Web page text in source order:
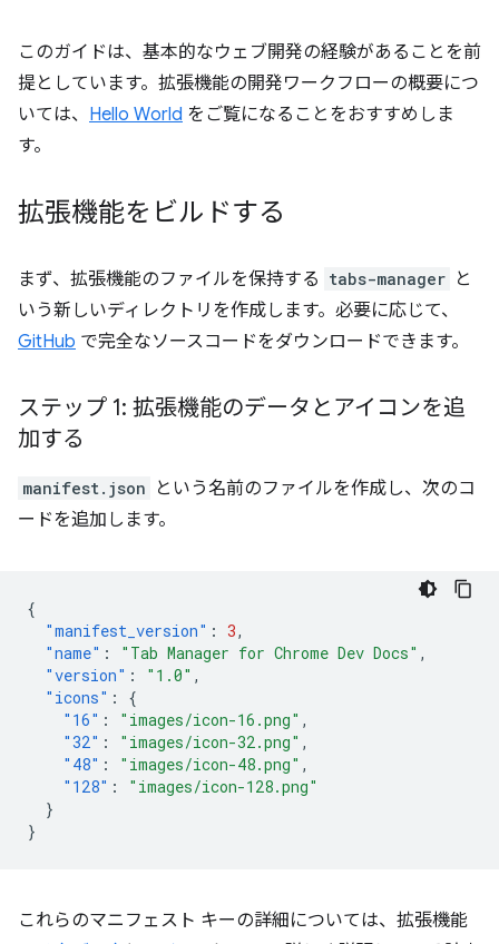
このガイドは、基本的なウェブ開発の経験があることを前
提としています。拡張機能の開発ワークフローの概要につ
いては、 Hello World をご覧になることをおすすめしま
す。
拡張機能をビルドする
まず、拡張機能のファイルを保持する tabs-manager と
いう新しいディレクトリを作成します。必要に応じて、
GitHub で完全なソースコードをダウンロードできます。
ステップ 1: 拡張機能のデータとアイコンを追
加する
manifest.json
という名前のファイルを作成し、次のコ
ードを追加します。
{
"manifest_version" : 3,
"name" : "Tab Manager for Chrome Dev Docs" ,
"version" : "1.0" ,
"icons" :
{
"16" : "images/icon-16.png" ,
"32" : "images/icon-32.png" ,
"48" : "images/icon-48.png" ,
"128" :
"images/icon-128.png"
}
}
これらのマニフェスト キーの詳細については、拡張機能